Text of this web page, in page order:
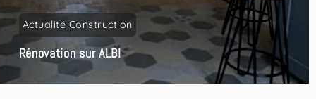
Actualité Construction
Rénovation sur ALBI